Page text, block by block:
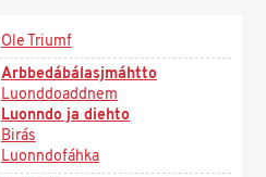
Ole Triumf
Arbbedábálasjmáhtto
Luonddoaddnem
Luonndo ja diehto
Birás
Luonndofáhka